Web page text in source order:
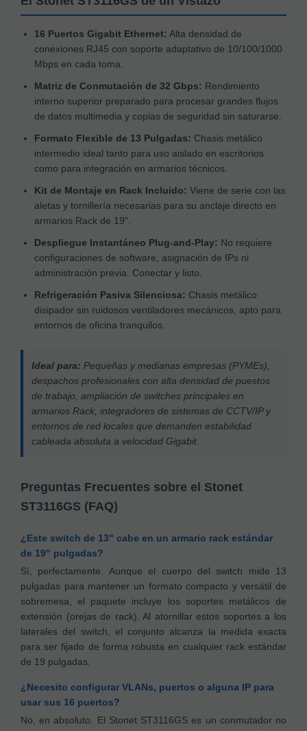
16 Puertos Gigabit Ethernet: Alta densidad de
conexiones RJ45 con soporte adaptativo de 10/100/1000
Mbps en cada toma.
Matriz de Conmutación de 32 Gbps: Rendimiento
interno superior preparado para procesar grandes flujos
de datos multimedia y copias de seguridad sin saturarse.
Formato Flexible de 13 Pulgadas: Chasis metálico
intermedio ideal tanto para uso aislado en escritorios
como para integración en armarios técnicos.
Kit de Montaje en Rack Incluido: Viene de serie con las
aletas y tornillería necesarias para su anclaje directo en
armarios Rack de 19".
Despliegue Instantáneo Plug-and-Play: No requiere
configuraciones de software, asignación de IPs ni
administración previa. Conectar y listo.
Refrigeración Pasiva Silenciosa: Chasis metálico
disipador sin ruidosos ventiladores mecánicos, apto para
entornos de oficina tranquilos.
Ideal para: Pequeñas y medianas empresas (PYMEs),
despachos profesionales con alta densidad de puestos
de trabajo, ampliación de switches principales en
armarios Rack, integradores de sistemas de CCTV/IP y
entornos de red locales que demanden estabilidad
cableada absoluta a velocidad Gigabit.
Preguntas Frecuentes sobre el Stonet
ST3116GS (FAQ)
¿Este switch de 13" cabe en un armario rack estándar
de 19" pulgadas?
Sí, perfectamente. Aunque el cuerpo del switch mide 13
pulgadas para mantener un formato compacto y versátil de
sobremesa, el paquete incluye los soportes metálicos de
extensión (orejas de rack). Al atornillar estos soportes a los
laterales del switch, el conjunto alcanza la medida exacta
para ser fijado de forma robusta en cualquier rack estándar
de 19 pulgadas.
¿Necesito configurar VLANs, puertos o alguna IP para
usar sus 16 puertos?
No, en absoluto. El Stonet ST3116GS es un conmutador no